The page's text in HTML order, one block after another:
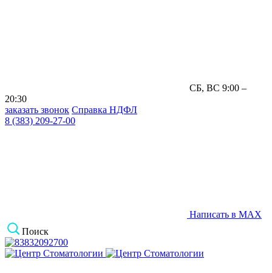
СБ, ВС 9:00 –
20:30
заказать звонок Справка НДФЛ
8 (383) 209-27-00
Написать в MAX
Поиск